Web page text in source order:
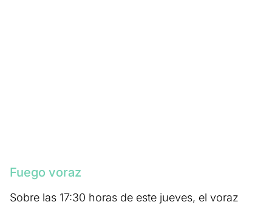
Fuego voraz
Sobre las 17:30 horas de este jueves, el voraz